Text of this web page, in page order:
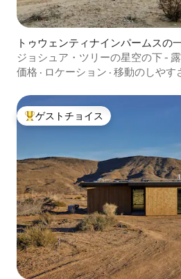
トゥウェンティナインパームスの
ジョシュア・ツリーの星空の下 -
ファイヤーピット
価格 · ロケーション · 移動のしやす
大好評のゲストチョイスです。
ゲストチョイス